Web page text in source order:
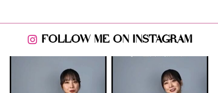
FOLLOW ME ON INSTAGRAM